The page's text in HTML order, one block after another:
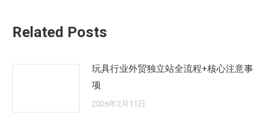
Related Posts
玩具行业外贸独立站全流程+核心注意事
项
2026年2月11日